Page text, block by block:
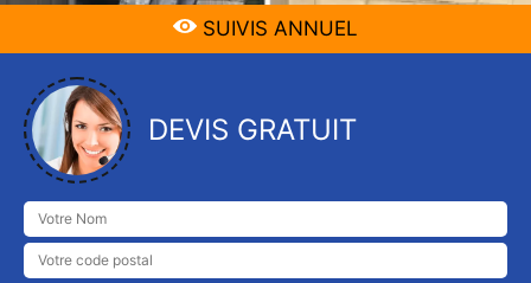
SUIVIS ANNUEL
DEVIS GRATUIT